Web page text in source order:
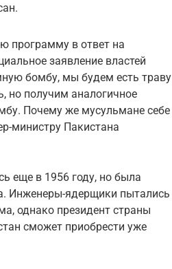
программу в ответ на
заявление властей
бомбу, мы будем есть траву
но получим аналогичное
Почему же мусульмане себе
министру Пакистана
еще в 1956 году, но была
Инженеры-ядерщики пытались
однако президент страны
сможет приобрести уже